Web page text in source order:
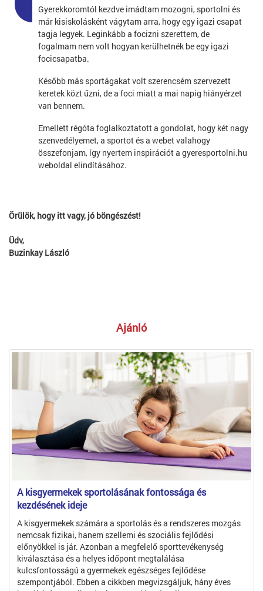
Gyerekkoromtól kezdve imádtam mozogni, sportolni és
már kisiskolásként vágytam arra, hogy egy igazi csapat
tagja legyek. Leginkább a focizni szerettem, de
fogalmam nem volt hogyan kerülhetnék be egy igazi
focicsapatba.
Később más sportágakat volt szerencsém szervezett
keretek közt űzni, de a foci miatt a mai napig hiányérzet
van bennem.
Emellett régóta foglalkoztatott a gondolat, hogy két nagy
szenvedélyemet, a sportot és a webet valahogy
összefonjam, így nyertem inspirációt a gyeresportolni.hu
weboldal elindításához.
Örülök, hogy itt vagy, jó böngészést!
Üdv,
Buzinkay László
Ajánló
A kisgyermekek sportolásának fontossága és
kezdésének ideje
A kisgyermekek számára a sportolás és a rendszeres mozgás
nemcsak fizikai, hanem szellemi és szociális fejlődési
előnyökkel is jár. Azonban a megfelelő sporttevékenység
kiválasztása és a helyes időpont megtalálása
kulcsfontosságú a gyermekek egészséges fejlődése
szempontjából. Ebben a cikkben megvizsgáljuk, hány éves